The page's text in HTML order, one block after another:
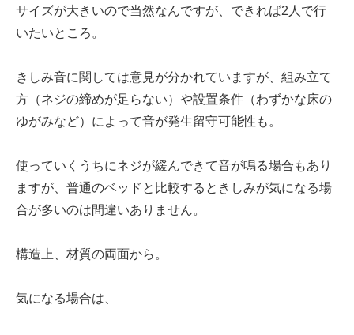
サイズが大きいので当然なんですが、できれば2人で行
いたいところ。
きしみ音に関しては意見が分かれていますが、組み立て
方（ネジの締めが足らない）や設置条件（わずかな床の
ゆがみなど）によって音が発生留守可能性も。
使っていくうちにネジが緩んできて音が鳴る場合もあり
ますが、普通のベッドと比較するときしみが気になる場
合が多いのは間違いありません。
構造上、材質の両面から。
気になる場合は、